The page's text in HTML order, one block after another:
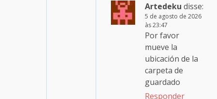
Artedeku disse:
5 de agosto de 2026
às 23:47
Por favor
mueve la
ubicación de la
carpeta de
guardado
Responder